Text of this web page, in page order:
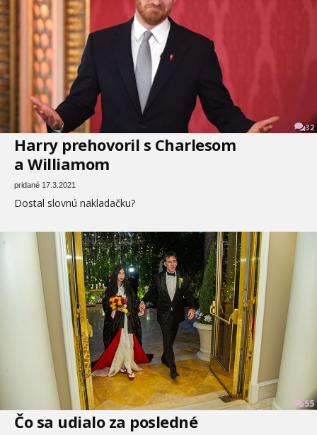
32
Harry prehovoril s Charlesom
a Williamom
pridané 17.3.2021
Dostal slovnú nakladačku?
55
Čo sa udialo za posledné